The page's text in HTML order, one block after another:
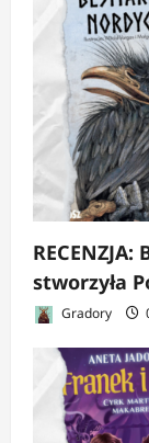
stworzyła
Gradory